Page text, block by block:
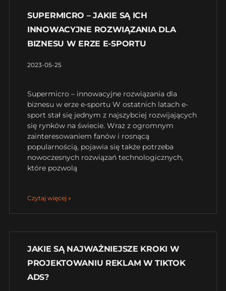
SUPERMICRO – JAKIE SĄ ICH
INNOWACYJNE ROZWIĄZANIA DLA
BIZNESU W ERZE E-SPORTU
2023-05-25
Supermicro – innowacyjne rozwiązania dla
biznesu w erze e-sportu W ostatnich latach e-
sport stał się jednym z najszybciej rozwijających
się rynków na świecie. Wraz z ogromnym
zainteresowaniem fanów i rosnącą
popularnością, pojawia się także potrzeba
nowoczesnych rozwiązań technologicznych,
które pozwolą
Czytaj więcej »
JAKIE SĄ NAJWAŻNIEJSZE KROKI W
PROJEKTOWANIU REKLAM W TIKTOK
ADS?